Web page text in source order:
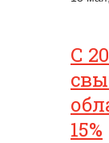
С
15%